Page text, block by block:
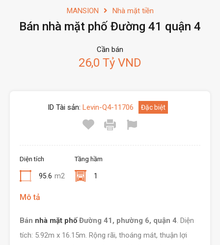
MANSION Nhà mặt tiền
Bán nhà mặt phố Đường 41 quận 4
Cần bán
26,0 Tỷ VND
ID Tài sản: Levin-Q4-11706 Đặc biệt
Diện tích
95.6 m2
Tầng hầm
1
Mô tả
Bán nhà mặt phốĐường 41, phường 6, quận 4. Diện
tích: 5.92m x 16.15m. Rộng rãi, thoáng mát, thuận lợi